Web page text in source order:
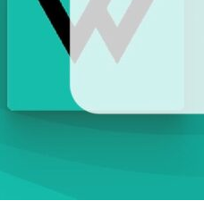
法